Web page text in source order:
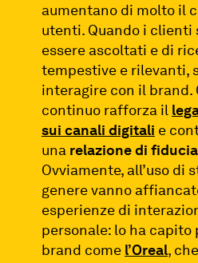
aumentano di molto il
utenti. Quando i clienti
essere ascoltati e di
tempestive e rilevanti,
interagire con il brand.
continuo rafforza il
sui canali digitali e
una relazione di
Ovviamente, all’uso di
genere vanno
esperienze di
personale: lo ha
brand come l’Oreal,